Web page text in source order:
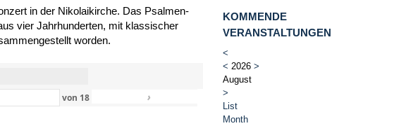
in der Nikolaikirche. Das Psalmen-
vier Jahrhunderten, mit klassischer
worden.
von 18 ›
KOMMENDE
VERANSTALTUNGEN
<
< 2026 >
August
>
List
Month